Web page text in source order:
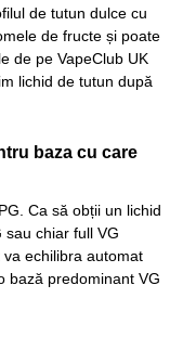
de tutun dulce cu
de fructe și poate
de pe VapeClub UK
lichid de tutun după
baza cu care
Ca să obții un lichid
chiar full VG
echilibra automat
bază predominant VG